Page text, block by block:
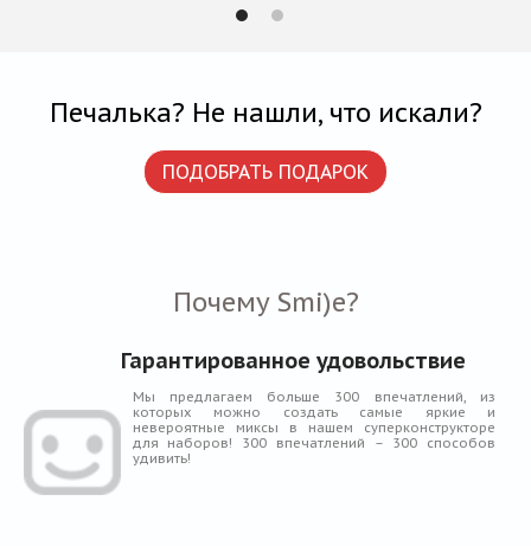
Печалька? Не нашли, что искали?
ПОДОБРАТЬ ПОДАРОК
Почему Smi)e?
Гарантированное удовольствие
Мы предлагаем больше 300 впечатлений, из
которых можно создать самые яркие и
невероятные миксы в нашем суперконструкторе
для наборов! 300 впечатлений – 300 способов
удивить!